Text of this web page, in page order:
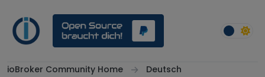
ioBroker Community Home
Deutsch